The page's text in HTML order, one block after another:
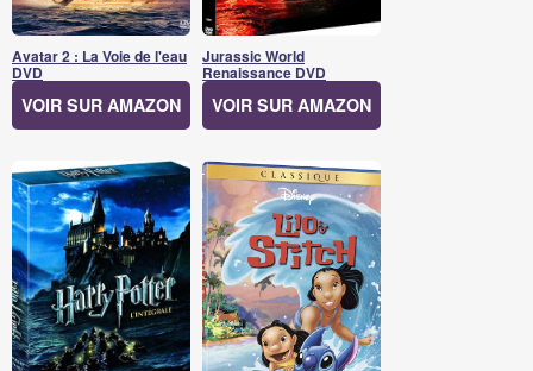
Avatar 2 : La Voie de l'eau
DVD
VOIR SUR AMAZON
Jurassic World
Renaissance DVD
VOIR SUR AMAZON